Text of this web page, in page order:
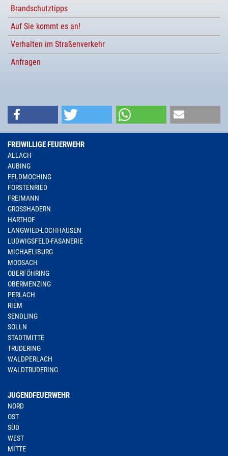
Brandschutztipps
Auf Sie kommt es an!
Verhalten im Straßenverkehr
Anfragen
FREIWILLIGE FEUERWEHR
ALLACH
AUBING
FELDMOCHING
FORSTENRIED
FREIMANN
GROSSHADERN
HARTHOF
LANGWIED-LOCHHAUSEN
LUDWIGSFELD-FASANERIE
MICHAELIBURG
MOOSACH
OBERFÖHRING
OBERMENZING
PERLACH
RIEM
SENDLING
SOLLN
STADTMITTE
TRUDERING
WALDPERLACH
WALDTRUDERING
JUGENDFEUERWEHR
NORD
OST
SÜD
WEST
MITTE